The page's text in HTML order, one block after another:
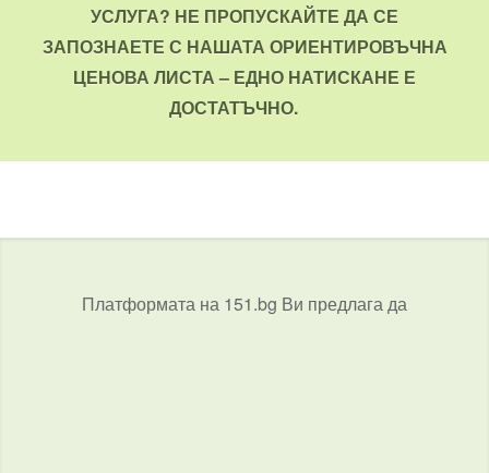
УСЛУГА? НЕ ПРОПУСКАЙТЕ ДА СЕ
ЗАПОЗНАЕТЕ С НАШАТА ОРИЕНТИРОВЪЧНА
ЦЕНОВА ЛИСТА – ЕДНО НАТИСКАНЕ Е
ДОСТАТЪЧНО.
Платформата на 151.bg Ви предлага да